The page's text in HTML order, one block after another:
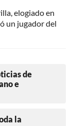
elogiado en
un jugador del
de
e
la